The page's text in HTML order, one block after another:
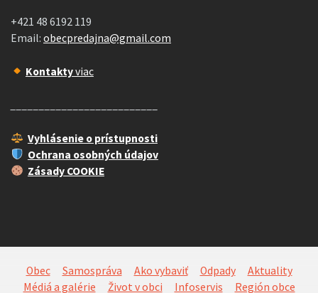
+421 48 6192 119
Email: obecpredajna@gmail.com
Kontaktyviac
Vyhlásenie o prístupnosti
Ochrana osobných údajov
Zásady COOKIE
Obec Samospráva Ako vybaviť Odpady
Aktuality
Médiá a galérie
Život v obci Infoservis Región obce